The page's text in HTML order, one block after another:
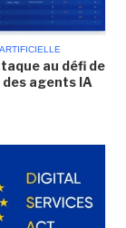
au défi de
agents IA